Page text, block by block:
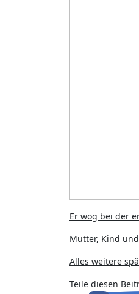
Er wog bei der
Mutter, Kind
Alles weitere
Teile diesen